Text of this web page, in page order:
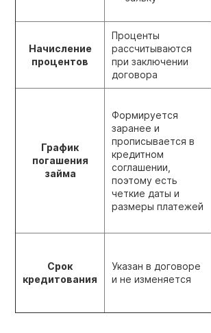
Начисление
процентов
Проценты
рассчитываются
при заключении
договора
График
погашения
займа
Формируется
заранее и
прописывается в
кредитном
соглашении,
поэтому есть
четкие даты и
размеры платежей
Срок
кредитования
Указан в договоре
и не изменяется